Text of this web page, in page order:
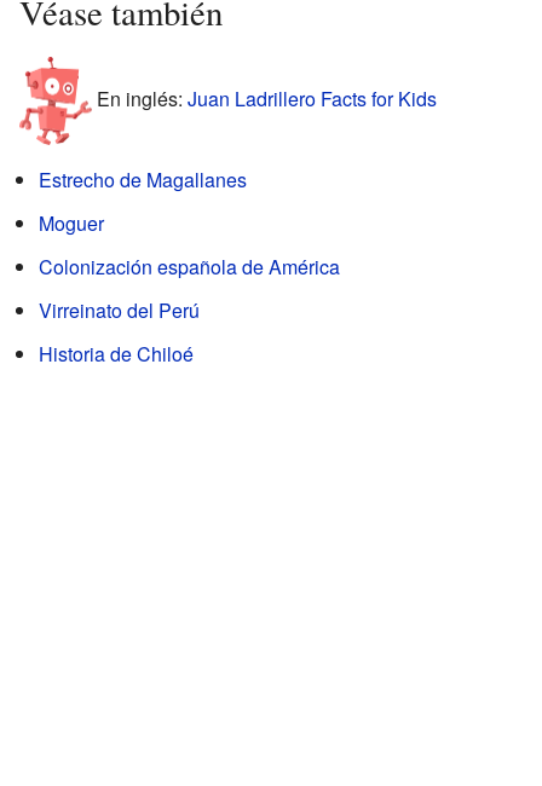
Véase también
En inglés: Juan Ladrillero Facts for Kids
Estrecho de Magallanes
Moguer
Colonización española de América
Virreinato del Perú
Historia de Chiloé